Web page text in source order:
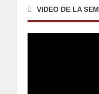
VIDEO DE LA